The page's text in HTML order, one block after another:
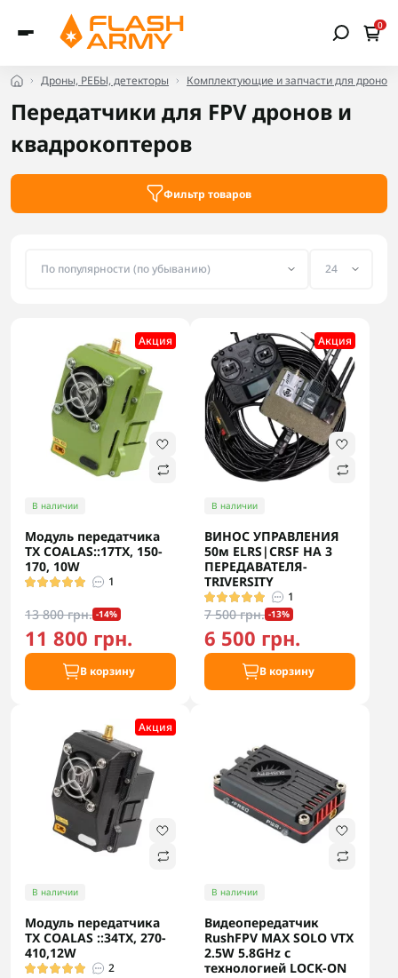
0
Дроны, РЕБЫ, детекторы Комплектующие и запчасти для дронов
Передатчики для FPV дронов и
квадрокоптеров
Фильтр товаров
Акция
В наличии
Модуль передатчика
TX COALAS::17TX, 150-
170, 10W
1
13 800 грн. -14%
11 800 грн.
В корзину
Акция
В наличии
ВИНОС УПРАВЛЕНИЯ
50м ELRS|CRSF НА 3
ПЕРЕДАВАТЕЛЯ-
TRIVERSITY
1
7 500 грн. -13%
6 500 грн.
В корзину
Акция
В наличии
Модуль передатчика
TX COALAS ::34TX, 270-
410,12W
2
В наличии
Видеопередатчик
RushFPV MAX SOLO VTX
2.5W 5.8GHz с
технологией LOCK-ON